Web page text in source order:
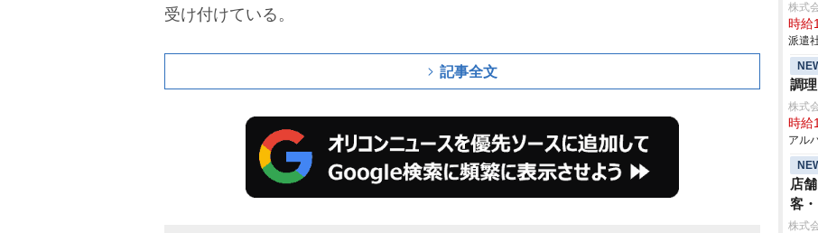
受け付けている。
記事全文
株式
時給
派遣
調
株式
時給
アル
店
客
タ
株式